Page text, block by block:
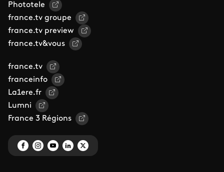
Phototele
france.tv groupe
france.tv preview
france.tv&vous
france.tv
franceinfo
La1ere.fr
Lumni
France 3 Régions